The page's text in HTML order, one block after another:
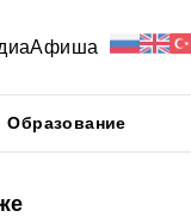
Афиша
Образование